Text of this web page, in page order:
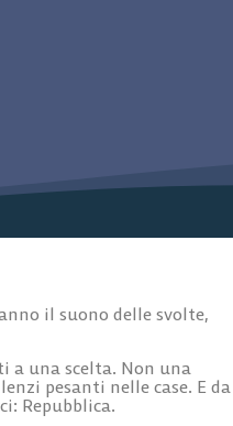
il suono delle svolte,
a una scelta. Non una
pesanti nelle case. E da
Repubblica.